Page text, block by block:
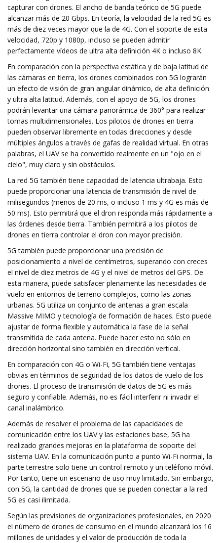
capturar con drones. El ancho de banda teórico de 5G puede
alcanzar más de 20 Gbps. En teoría, la velocidad de la red 5G es
más de diez veces mayor que la de 4G. Con el soporte de esta
velocidad, 720p y 1080p, incluso se pueden admitir
perfectamente vídeos de ultra alta definición 4K o incluso 8K.
En comparación con la perspectiva estática y de baja latitud de
las cámaras en tierra, los drones combinados con 5G lograrán
un efecto de visión de gran angular dinámico, de alta definición
y ultra alta latitud. Además, con el apoyo de 5G, los drones
podrán levantar una cámara panorámica de 360° para realizar
tomas multidimensionales. Los pilotos de drones en tierra
pueden observar libremente en todas direcciones y desde
múltiples ángulos a través de gafas de realidad virtual. En otras
palabras, el UAV se ha convertido realmente en un "ojo en el
cielo", muy claro y sin obstáculos.
La red 5G también tiene capacidad de latencia ultrabaja. Esto
puede proporcionar una latencia de transmisión de nivel de
milisegundos (menos de 20 ms, o incluso 1 ms y 4G es más de
50 ms). Esto permitirá que el dron responda más rápidamente a
las órdenes desde tierra. También permitirá a los pilotos de
drones en tierra controlar el dron con mayor precisión.
5G también puede proporcionar una precisión de
posicionamiento a nivel de centímetros, superando con creces
el nivel de diez metros de 4G y el nivel de metros del GPS. De
esta manera, puede satisfacer plenamente las necesidades de
vuelo en entornos de terreno complejos, como las zonas
urbanas. 5G utiliza un conjunto de antenas a gran escala
Massive MIMO y tecnología de formación de haces. Esto puede
ajustar de forma flexible y automática la fase de la señal
transmitida de cada antena. Puede hacer esto no sólo en
dirección horizontal sino también en dirección vertical.
En comparación con 4G o Wi-Fi, 5G también tiene ventajas
obvias en términos de seguridad de los datos de vuelo de los
drones. El proceso de transmisión de datos de 5G es más
seguro y confiable. Además, no es fácil interferir ni invadir el
canal inalámbrico.
Además de resolver el problema de las capacidades de
comunicación entre los UAV y las estaciones base, 5G ha
realizado grandes mejoras en la plataforma de soporte del
sistema UAV. En la comunicación punto a punto Wi-Fi normal, la
parte terrestre solo tiene un control remoto y un teléfono móvil.
Por tanto, tiene un escenario de uso muy limitado. Sin embargo,
con 5G, la cantidad de drones que se pueden conectar a la red
5G es casi ilimitada.
Según las previsiones de organizaciones profesionales, en 2020
el número de drones de consumo en el mundo alcanzará los 16
millones de unidades y el valor de producción de toda la